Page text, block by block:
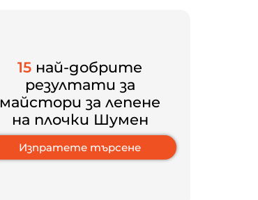
15 най-добрите
резултати за
майстори за лепене
на плочки Шумен